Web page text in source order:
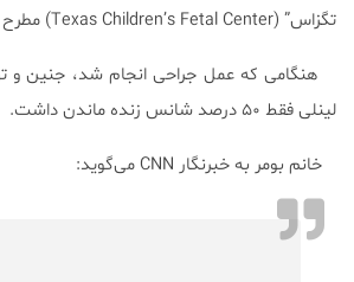
تگزاس” (Texas Children’s Fetal Center) مطرح شد.
هنگامی که عمل جراحی انجام شد، جنین و
لینلی فقط ۵۰ درصد شانس زنده ماندن داشت.
خانم بومر به خبرنگار CNN می‌گوید: